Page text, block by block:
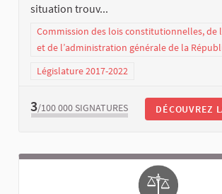
situation trouv...
Commission des lois constitutionnelles, de
et de l’administration générale de la
Législature 2017-2022
3/100 000 SIGNATURES DÉCOUVREZ